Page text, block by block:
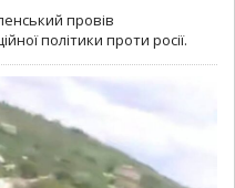
провів
політики проти росії.